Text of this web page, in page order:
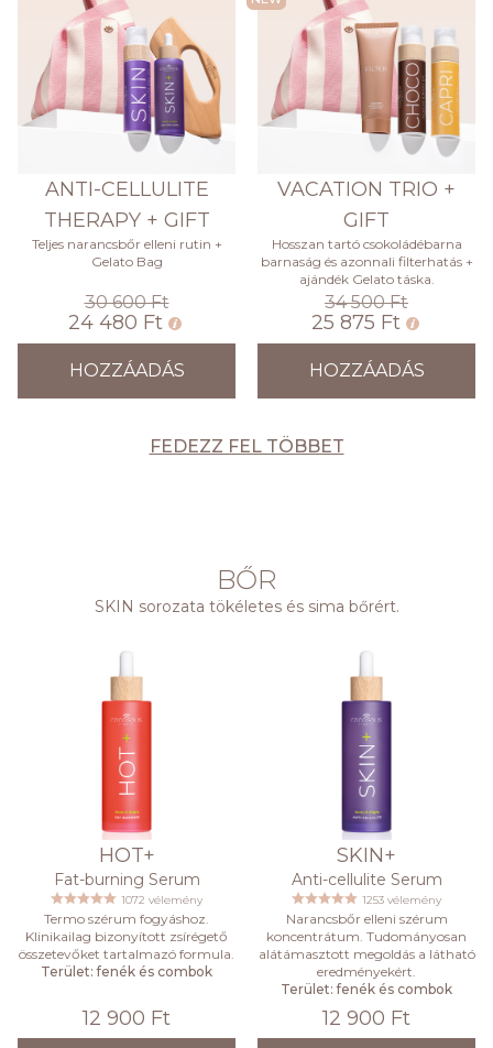
ANTI-CELLULITE
THERAPY + GIFT
Teljes narancsbőr elleni rutin +
Gelato Bag
30 600 Ft
24 480 Ft
HOZZÁADÁS
VACATION TRIO +
GIFT
Hosszan tartó csokoládébarna
barnaság és azonnali filterhatás +
ajándék Gelato táska.
34 500 Ft
25 875 Ft
HOZZÁADÁS
FEDEZZ FEL TÖBBET
BŐR
SKIN sorozata tökéletes és sima bőrért.
HOT+
Fat-burning Serum
1072 vélemény
Termo szérum fogyáshoz.
Klinikailag bizonyított zsírégető
összetevőket tartalmazó formula.
Terület: fenék és combok
12 900 Ft
SKIN+
Anti-cellulite Serum
1253 vélemény
Narancsbőr elleni szérum
koncentrátum. Tudományosan
alátámasztott megoldás a látható
eredményekért.
Terület: fenék és combok
12 900 Ft